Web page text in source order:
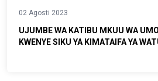
02 Agosti 2023
UJUMBE WA KATIBU MKUU WA
KWENYE SIKU YA KIMATAIFA YA